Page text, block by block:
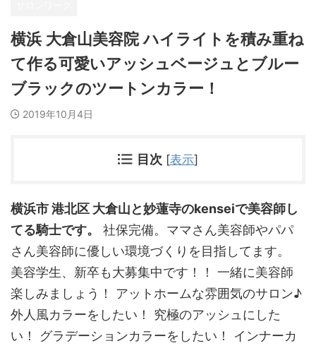
横浜 大倉山美容院 ハイライトを積み重ね
て作る可愛いアッシュベージュとブルー
ブラックのツートンカラー！
2019年10月4日
目次 [表示]
横浜市 港北区 大倉山と妙蓮寺のkenseiで美容師し
てる騎士です。
社保完備。ママさん美容師やパパ
さん美容師に優しい環境づくりを目指してます。
美容学生、新卒も大募集中です！！ 一緒に美容師
楽しみましょう！ アットホームな雰囲気のサロン♪
外人風カラーをしたい！ 究極のアッシュにした
い！ グラデーションカラーをしたい！ インナーカ